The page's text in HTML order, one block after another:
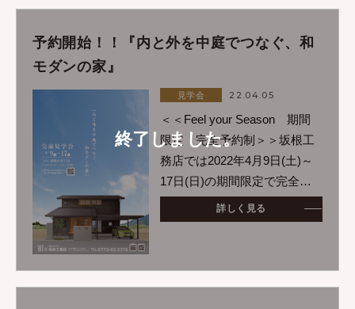
終了しました。
予約開始！！『内と外を中庭でつなぐ、和
モダンの家』
見学会 22.04.05
＜＜Feel your Season 期間
限定 完全予約制＞＞坂根工
務店では2022年4月9日(土)～
17日(日)の期間限定で完全予
約制の完成見学会を予定して
おります。四季を感じ、自然
^^
詳しく見る